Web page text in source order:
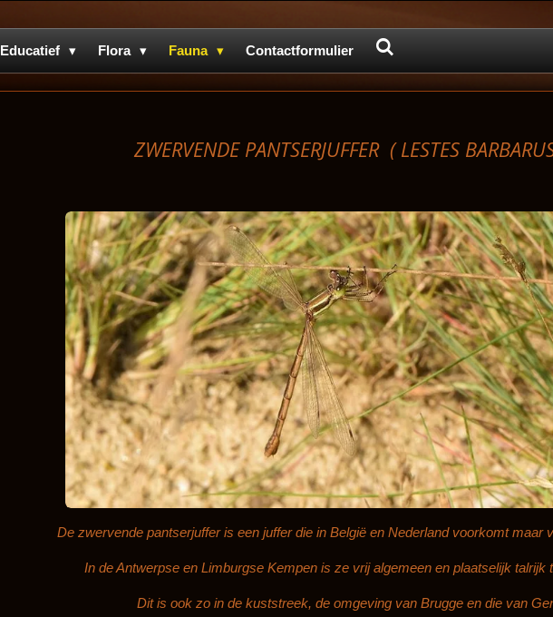
Educatief Flora Fauna Contactformulier
ZWERVENDE PANTSERJUFFER (LESTES
De zwervende pantserjuffer is een jufferdie in België en Nederland voorkomt maar
In de Antwerpse en Limburgse Kempen is ze vrij algemeen en plaatselijk talrijk
Dit is ook zo in de kuststreek, de omgeving van Brugge en die van